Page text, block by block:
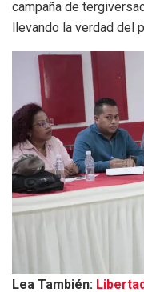
campaña de
llevando la verdad del
Lea También: